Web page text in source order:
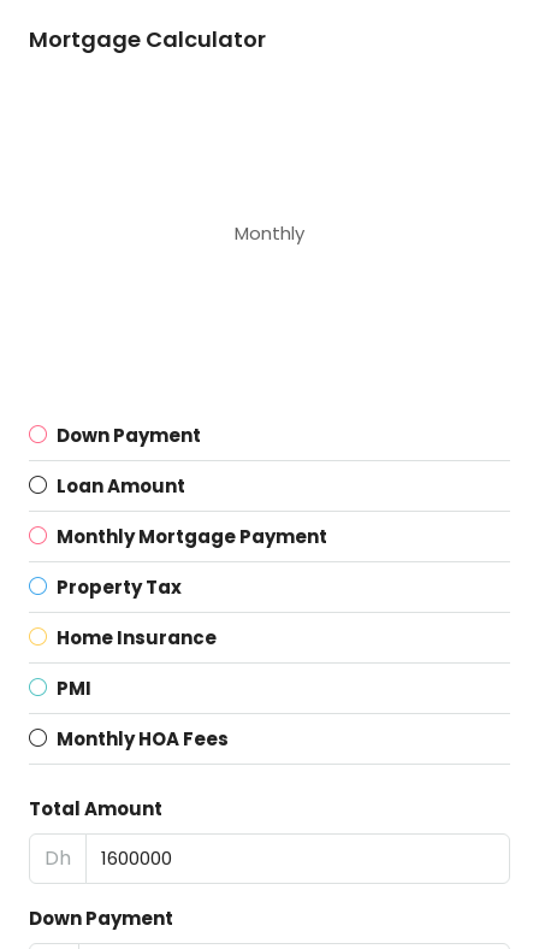
Mortgage Calculator
Monthly
Down Payment
Loan Amount
Monthly Mortgage Payment
Property Tax
Home Insurance
PMI
Monthly HOA Fees
Total Amount
Dh
Down Payment